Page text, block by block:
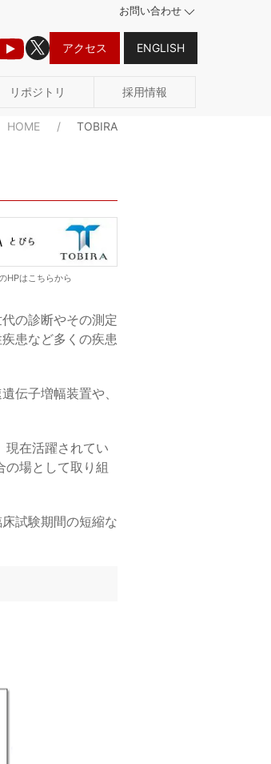
お問い合わせ
アクセス ENGLISH
リポジトリ 採用情報
HOME TOBIRA
HPはこちらから
の診断やその測定
患など多くの疾患
伝子増幅装置や、
現在活躍されてい
の場として取り組
試験期間の短縮な